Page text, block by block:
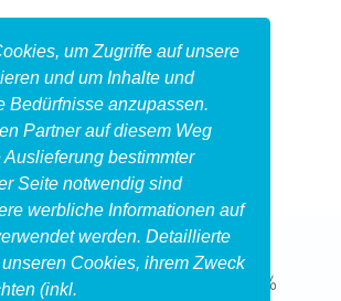
um Zugriffe auf unsere
und um Inhalte und
Bedürfnisse anzupassen.
Partner auf diesem Weg
bestimmter
Seite notwendig sind
werbliche Informationen auf
werden. Detaillierte
Cookies, ihrem Zweck
(inkl.